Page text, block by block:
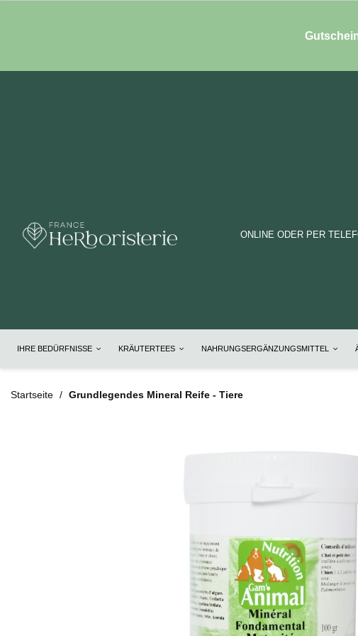
ONLINE ODER PER
IHRE BEDÜRFNISSE KRÄUTERTEES NAHRUNGSERGÄNZUNGSMITTEL
Startseite Grundlegendes Mineral Reife - Tiere